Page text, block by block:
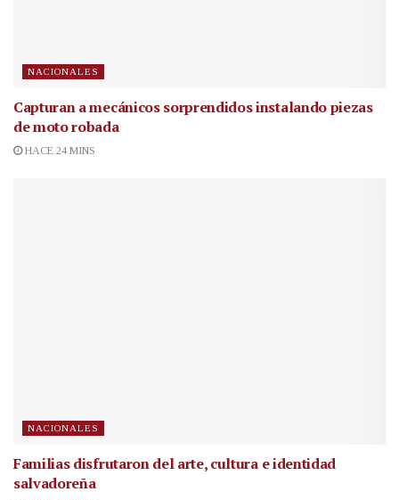
NACIONALES
Capturan a mecánicos sorprendidos instalando piezas
de moto robada
HACE 24 MINS
NACIONALES
Familias disfrutaron del arte, cultura e identidad
salvadoreña